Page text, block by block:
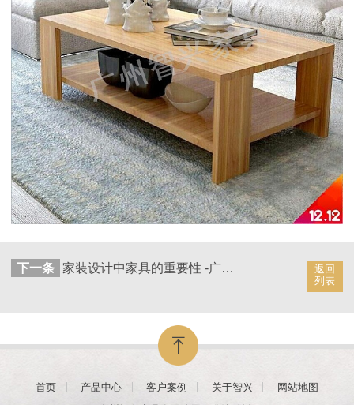
返回
列表
下一条 家装设计中家具的重要性 -广州智兴家具
首页 产品中心 客户案例 关于智兴
网站地图